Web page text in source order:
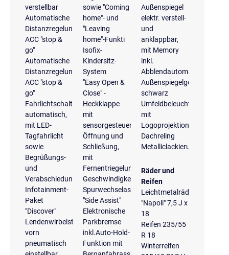
verstellbar
Automatische
Distanzregelung
ACC "stop &
go"
Automatische
Distanzregelung
ACC "stop &
go"
Fahrlichtschaltung
automatisch,
mit LED-
Tagfahrlicht
sowie
Begrüßungs-
und
Verabschiedungslicht
Infotainment-
Paket
"Discover"
Lendenwirbelstützen
vorn
pneumatisch
sowie "Coming
home"- und
"Leaving
home"-Funkti
Isofix-
Kindersitz-
System
"Easy Open &
Close" -
Heckklappe
mit
sensorgesteuerter
Öffnung und
Schließung,
mit
Fernentriegelung
Geschwindigkeitsregelanlage
Spurwechselassistent
"Side Assist"
Elektronische
Parkbremse
inkl.Auto-Hold-
Funktion mit
Außenspiegel
elektr. verstell-
und
anklappbar,
mit Memory
inkl.
Abblendautomatik
Außenspiegelgehäuse
schwarz
Umfeldbeleuchtung
mit
Logoprojektion
Dachreling
Metalliclackierung
Räder und
Reifen
Leichtmetalräder
"Napoli" 7,5 J x
18
Reifen 235/55
R 18
Winterreifen